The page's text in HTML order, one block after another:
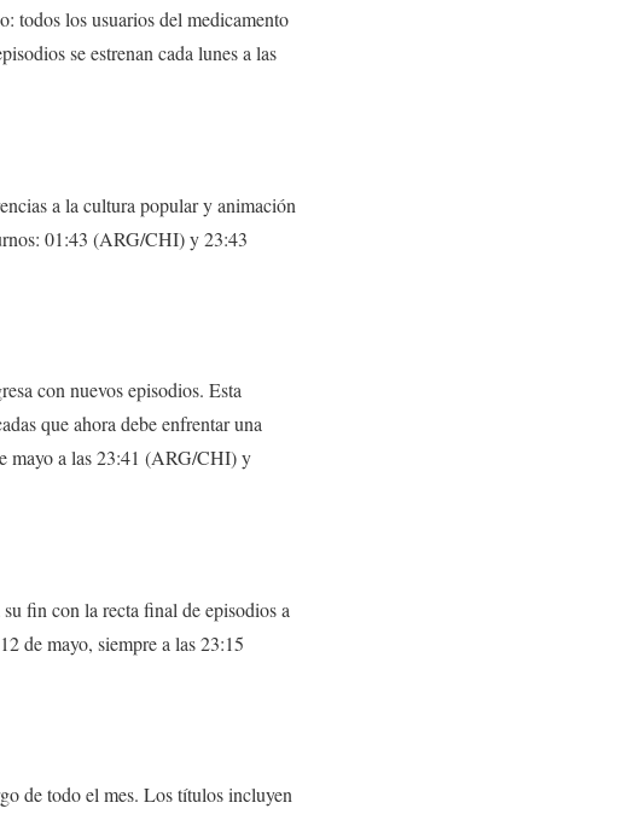
todos los usuarios del medicamento
se estrenan cada lunes a las
a la cultura popular y animación
01:43 (ARG/CHI) y 23:43
con nuevos episodios. Esta
que ahora debe enfrentar una
mayo a las 23:41 (ARG/CHI) y
su fin con la recta final de episodios a
de mayo, siempre a las 23:15
de todo el mes. Los títulos incluyen